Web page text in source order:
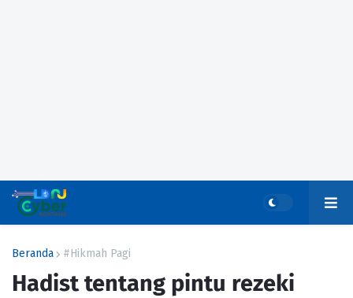
Beranda #Hikmah Pagi
Hadist tentang pintu rezeki